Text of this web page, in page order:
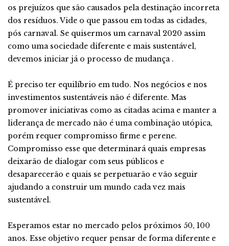
os prejuízos que são causados pela destinação incorreta
dos resíduos. Vide o que passou em todas as cidades,
pós carnaval. Se quisermos um carnaval 2020 assim
como uma sociedade diferente e mais sustentável,
devemos iniciar já o processo de mudança .
É preciso ter equilíbrio em tudo. Nos negócios e nos
investimentos sustentáveis não é diferente. Mas
promover iniciativas como as citadas acima e manter a
liderança de mercado não é uma combinação utópica,
porém requer compromisso firme e perene.
Compromisso esse que determinará quais empresas
deixarão de dialogar com seus públicos e
desaparecerão e quais se perpetuarão e vão seguir
ajudando a construir um mundo cada vez mais
sustentável.
Esperamos estar no mercado pelos próximos 50, 100
anos. Esse objetivo requer pensar de forma diferente e